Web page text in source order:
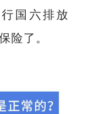
国六排放
险了。